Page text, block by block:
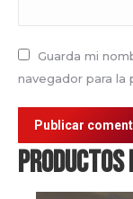
Guarda mi
navegador para la
Publicar